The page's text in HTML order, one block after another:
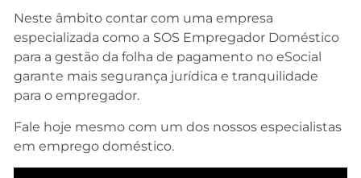
Neste âmbito contar com uma empresa
especializada como a SOS Empregador Doméstico
para a gestão da folha de pagamento no eSocial
garante mais segurança jurídica e tranquilidade
para o empregador.
Fale hoje mesmo com um dos nossos especialistas
em emprego doméstico.